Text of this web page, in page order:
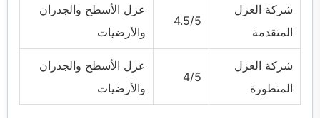
شركة العزل
المتقدمة
4.5/5
عزل الأسطح والجدران
والأرضيات
شركة العزل
المتطورة
4/5
عزل الأسطح والجدران
والأرضيات